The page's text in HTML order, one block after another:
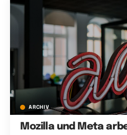
ARCHIV
Mozilla und Meta